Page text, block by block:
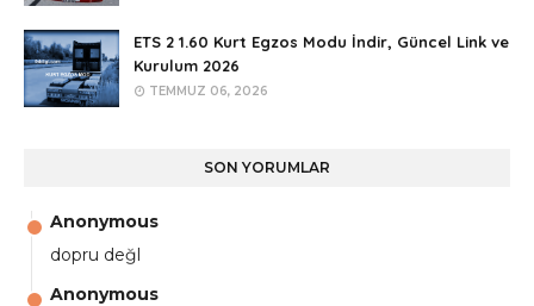
ETS 2 1.60 Kurt Egzos Modu İndir, Güncel Link ve
Kurulum 2026
TEMMUZ 06, 2026
SON YORUMLAR
Anonymous
dopru değl
Anonymous